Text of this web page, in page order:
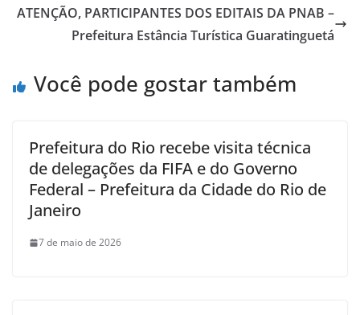
ATENÇÃO, PARTICIPANTES DOS EDITAIS DA PNAB –
Prefeitura Estância Turística Guaratinguetá
Você pode gostar também
Prefeitura do Rio recebe visita técnica
de delegações da FIFA e do Governo
Federal – Prefeitura da Cidade do Rio de
Janeiro
7 de maio de 2026